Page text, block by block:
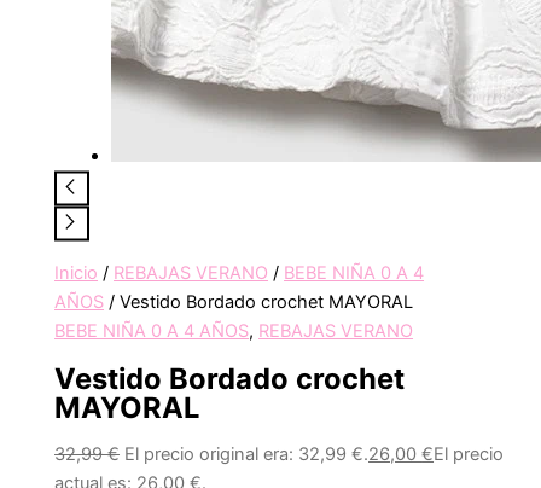
Inicio / REBAJAS VERANO / BEBE NIÑA 0 A 4
AÑOS / Vestido Bordado crochet MAYORAL
BEBE NIÑA 0 A 4 AÑOS, REBAJAS VERANO
Vestido Bordado crochet
MAYORAL
32,99€ El precio original era: 32,99 €.26,00€El precio
actual es: 26,00 €.